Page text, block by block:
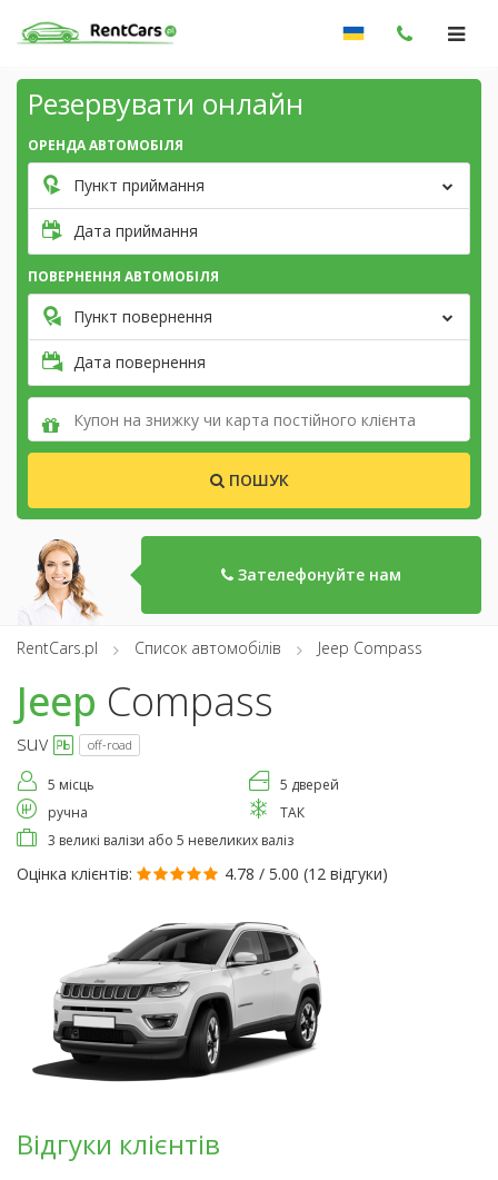
Резервувати онлайн
ОРЕНДА АВТОМОБІЛЯ
Пункт приймання
Дата приймання
ПОВЕРНЕННЯ АВТОМОБІЛЯ
Пункт повернення
Дата повернення
ПОШУК
Зателефонуйте нам
RentCars.pl Список автомобілів Jeep Compass
Jeep Compass
suv off-road
5 місць
5 дверей
ручна
ТАК
3 великі валізи або 5 невеликих валіз
Оцінка клієнтів: 4.78 / 5.00 (12 відгуки)
Відгуки клієнтів